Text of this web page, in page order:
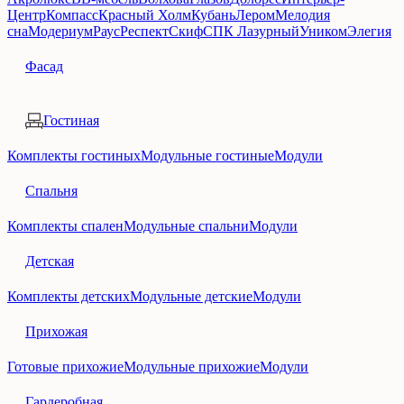
ЦентрКомпассКрасный ХолмКубаньЛеромМелодия
снаМодериумРаусРеспектСкифСПК ЛазурныйУникомЭлегия
Фасад
Гостиная
Комплекты гостиныхМодульные гостиныеМодули
Спальня
Комплекты спаленМодульные спальниМодули
Детская
Комплекты детскихМодульные детскиеМодули
Прихожая
Готовые прихожиеМодульные прихожиеМодули